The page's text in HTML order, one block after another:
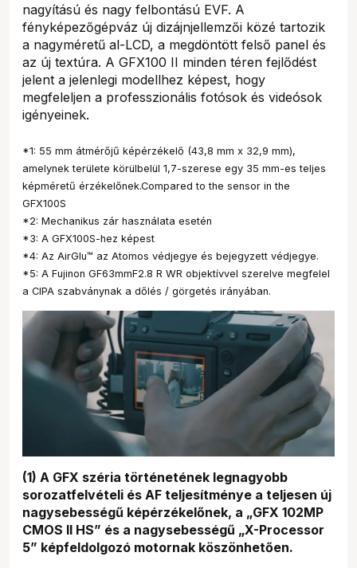
nagyítású és nagy felbontású EVF. A
fényképezőgépváz új dizájnjellemzői közé tartozik
a nagyméretű al-LCD, a megdöntött felső panel és
az új textúra. A GFX100 II minden téren fejlődést
jelent a jelenlegi modellhez képest, hogy
megfeleljen a professzionális fotósok és videósok
igényeinek.
*1: 55 mm átmérőjű képérzékelő (43,8 mm x 32,9 mm),
amelynek területe körülbelül 1,7-szerese egy 35 mm-es teljes
képméretű érzékelőnek.Compared to the sensor in the
GFX100S
*2: Mechanikus zár használata esetén
*3: A GFX100S-hez képest
*4: Az AirGlu™ az Atomos védjegye és bejegyzett védjegye.
*5: A Fujinon GF63mmF2.8 R WR objektívvel szerelve megfelel
a CIPA szabványnak a dőlés / görgetés irányában.
(1) A GFX széria történetének legnagyobb
sorozatfelvételi és AF teljesítménye a teljesen új
nagysebességű képérzékelőnek, a „GFX 102MP
CMOS II HS” és a nagysebességű „X-Processor
5” képfeldolgozó motornak köszönhetően.